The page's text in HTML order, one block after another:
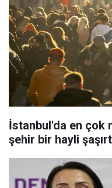
İstanbul'da en çok
şehir bir hayli